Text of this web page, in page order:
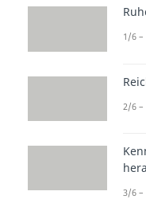
Ist
Video
1/6 –
2/6 –
3/6 –